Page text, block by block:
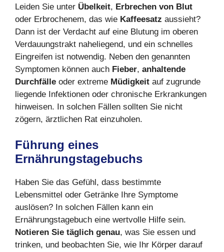
Leiden Sie unter Übelkeit, Erbrechen von Blut
oder Erbrochenem, das wie Kaffeesatz aussieht?
Dann ist der Verdacht auf eine Blutung im oberen
Verdauungstrakt naheliegend, und ein schnelles
Eingreifen ist notwendig. Neben den genannten
Symptomen können auch Fieber, anhaltende
Durchfälle oder extreme Müdigkeit auf zugrunde
liegende Infektionen oder chronische Erkrankungen
hinweisen. In solchen Fällen sollten Sie nicht
zögern, ärztlichen Rat einzuholen.
Führung eines
Ernährungstagebuchs
Haben Sie das Gefühl, dass bestimmte
Lebensmittel oder Getränke Ihre Symptome
auslösen? In solchen Fällen kann ein
Ernährungstagebuch eine wertvolle Hilfe sein.
Notieren Sie täglich genau, was Sie essen und
trinken, und beobachten Sie, wie Ihr Körper darauf